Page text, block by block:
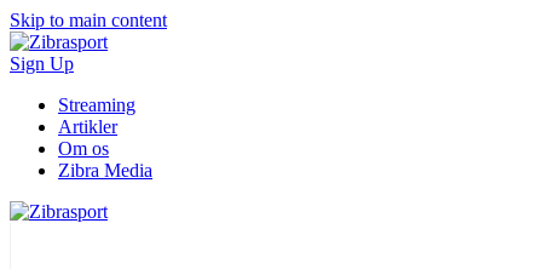
Skip to main content
Sign Up
Streaming
Artikler
Om os
Zibra Media